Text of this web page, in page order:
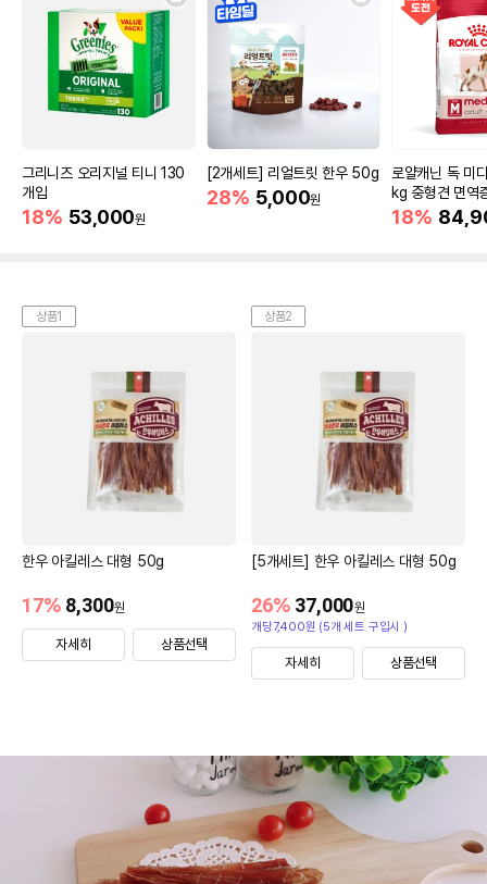
그리니즈 오리지널 티니 130
개입
18% 53,000원
[2개세트] 리얼트릿 한우 50g
28% 5,000원
로얄캐닌 독 미
kg 중형견 면역
18%
상품1
한우 아킬레스 대형 50g
8,300원
17%
자세히 상품선택
상품2
[5개세트] 한우 아킬레스 대형 50g
37,000원
26%
개당7,400원 (5개 세트 구입시 )
자세히 상품선택